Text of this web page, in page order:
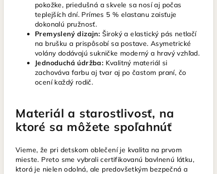
pokožke, priedušná a skvele sa nosí aj počas
teplejších dní. Prímes 5 % elastanu zaisťuje
dokonalú pružnosť.
Premyslený dizajn: Široký a elastický pás netlačí
na brušku a prispôsobí sa postave. Asymetrické
volány dodávajú sukničke moderný a hravý vzhľad.
Jednoduchá údržba: Kvalitný materiál si
zachováva farbu aj tvar aj po častom praní, čo
ocení každý rodič.
Materiál a starostlivosť, na
ktoré sa môžete spoľahnúť
Vieme, že pri detskom oblečení je kvalita na prvom
mieste. Preto sme vybrali certifikovanú bavlnenú látku,
ktorá je nielen odolná, ale predovšetkým bezpečná a